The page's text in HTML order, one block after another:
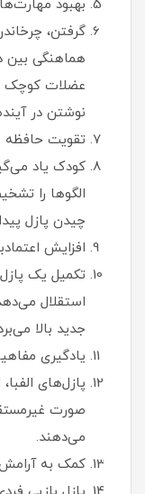
بهبود
گرفتن،
هماهنگی بین
عضلات کوچک
نوشتن در
تقویت حافظه
کودک یاد
الگوها را
چیدن پازل
افزایش
تکمیل یک
استقلال
جدید بالا
یادگیری
پازل‌های
صورت
می‌دهند.
کمک به